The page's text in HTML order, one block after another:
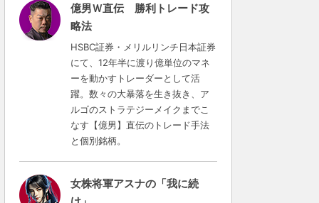
億男Ｗ直伝 勝利トレード攻
略法
HSBC証券・メリルリンチ日本証券
にて、12年半に渡り億単位のマネ
ーを動かすトレーダーとして活
躍。数々の大暴落を生き抜き、ア
ルゴのストラテジーメイクまでこ
なす【億男】直伝のトレード手法
と個別銘柄。
女株将軍アスナの「我に続